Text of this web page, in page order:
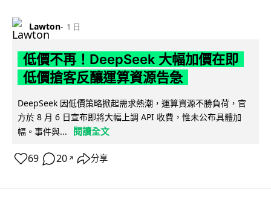
Lawton 1 日
低價不再！DeepSeek 大幅加價在即
低價搶客反釀運算資源告急
DeepSeek 因低價策略掀起需求熱潮，運算資源不勝負荷，官
方於 8 月 6 日宣布即將大幅上調 API 收費，惟未公布具體加
幅。事件與...
閱讀全文
69 20 ↗ 分享